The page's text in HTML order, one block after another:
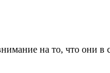
на то, что они в